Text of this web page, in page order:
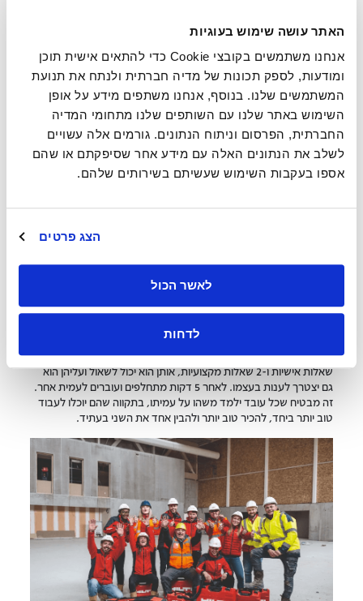
האתר עושה שימוש בעוגיות
אנחנו משתמשים בקובצי Cookie כדי להתאים אישית תוכן
ומודעות, לספק תכונות של מדיה חברתית ולנתח את תנועת
המשתמשים שלנו. בנוסף, אנחנו משתפים מידע על אופן
השימוש באתר שלנו עם השותפים שלנו מתחומי המדיה
החברתית, הפרסום וניתוח הנתונים. גורמים אלה עשויים
לשלב את הנתונים האלה עם מידע אחר שסיפקתם או שהם
אספו בעקבות השימוש שעשיתם בשירותים שלהם.
הצג פרטים
לאשר הכול
לדחות
בתמונה:עובדי
חברת Ultimate Software עובדים בצוות גם מחוץ
לשעות העבודה וכובשים את פסגת הר ויטני בקליפורניה.
מרחוק, עליהם מותקנים אייפדים, כדי לאפשר לעובדים מרחוק
להשתתף ולהשתלב בפגישות. דרך FaceTime מקרינים את הפנים של
פנים עם עובדים אחרים בחדר הישיבות המרוחק.
תוכנית נפלאה נוספת לחיזוק עבודת צוות ולהעצמת הקשרים האישיים
הנהיגה תוכנית הנקראת "Culture Walk", הפועלת בסגנון של ספיד
אחד את השניה. העובדים מסתדרים בזוגות, שניים-שניים בתור, והם
יוצאים לטיול. לכל חבר צוות יש ארבע שאלות לשאול את עמיתו – 2
שאלות אישיות ו-2 שאלות מקצועיות, אותן הוא יכול לשאול ועליהן הוא
גם יצטרך לענות בעצמו. לאחר 5 דקות מתחלפים ועוברים לעמית אחר.
זה מבטיח שכל עובד ילמד משהו על עמיתו, בתקווה שהם יוכלו לעבוד
טוב יותר ביחד, להכיר טוב יותר ולהבין אחד את השני בעתיד.